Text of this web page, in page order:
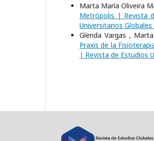
Marta María Oliveira
Metrópolis | Revista
Universitarios
Glenda Vargas ,
Praxis de la
| Revista de Estudios